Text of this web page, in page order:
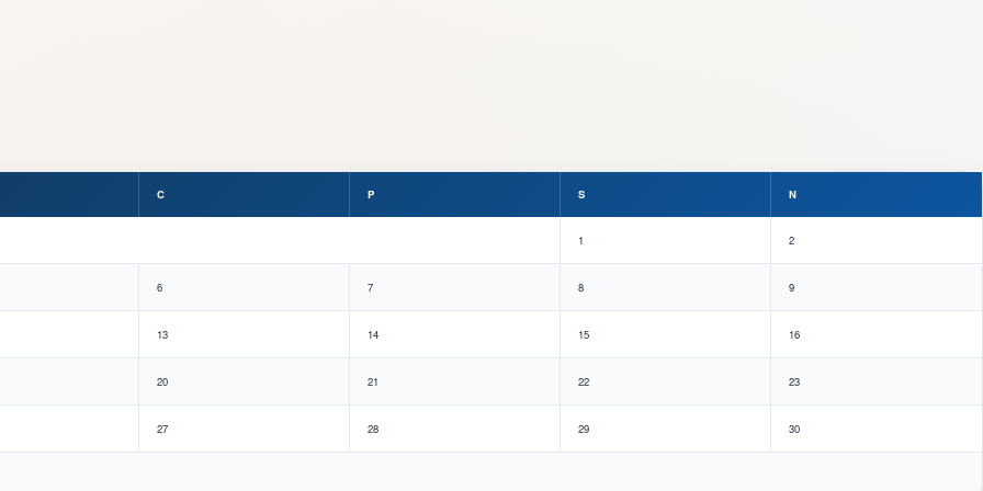
C P S N
1 2
6 7 8 9
13 14 15 16
20 21 22 23
27 28 29 30